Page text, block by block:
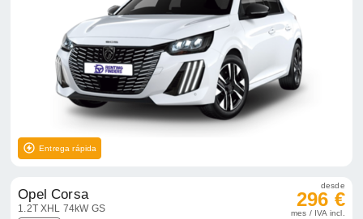
Entrega rápida
Opel Corsa
1.2T XHL 74kW GS
desde
296 €
mes / IVA incl.